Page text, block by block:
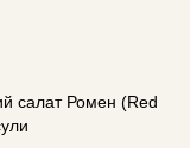
салат Ромен (Red